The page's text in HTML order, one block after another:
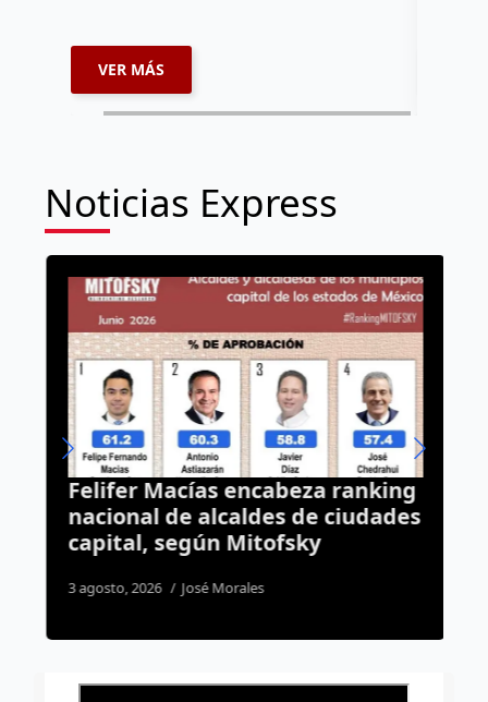
VER MÁS
Noticias Express
Felifer Macías encabeza ranking
nacional de alcaldes de ciudades
capital, según Mitofsky
3 agosto, 2026 José Morales